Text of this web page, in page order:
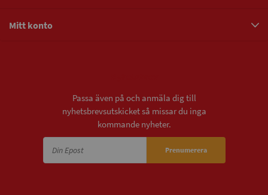
Mitt konto
Passa även på och anmäla dig till
nyhetsbrevsutskicket så missar du inga
kommande nyheter.
Prenumerera